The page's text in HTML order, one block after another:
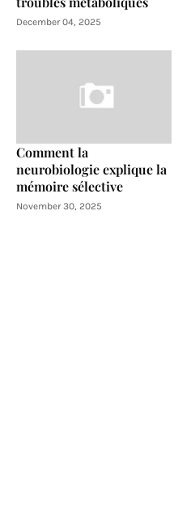
December 04, 2025
Comment la
neurobiologie explique la
mémoire sélective
November 30, 2025